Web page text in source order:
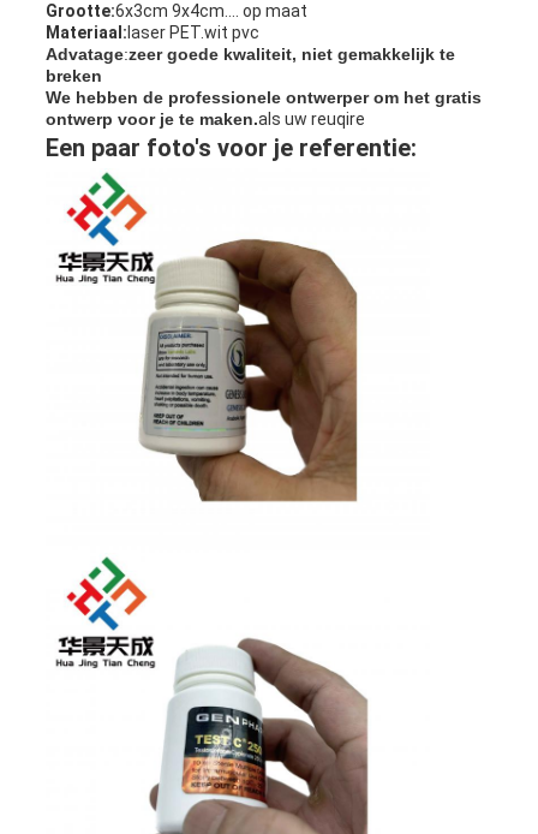
Grootte:6x3cm 9x4cm.... op maat
Materiaal: laser PET.wit pvc
Advatage:zeer goede kwaliteit, niet gemakkelijk te
breken
We hebben de professionele ontwerper om het gratis
ontwerp voor je te maken.als uw reuqire
Een paar foto's voor je referentie: